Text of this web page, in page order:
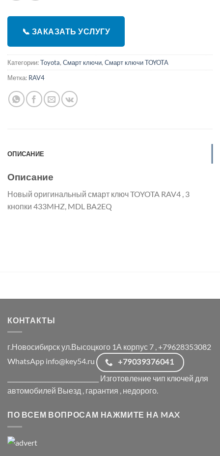
📞 ЗАКАЗАТЬ УСЛУГУ
Категории:Toyota, Смарт ключи, Смарт ключи TOYOTA
Метка: RAV4
ОПИСАНИЕ
Описание
Новый оригинальный смарт ключ TOYOTA RAV4 , 3
кнопки 433MHZ, MDL BA2EQ
КОНТАКТЫ
г.Новосибирск ул.Высоцкого 1А корпус 7 , +79628353082
WhatsApp info@key54.ru
+79039376041
_______________________________ Изготовление чип ключей для
автомобилей Выезд , гарантия , недорого.
ПО ВСЕМ ВОПРОСАМ НАЖМИТЕ НА MAX